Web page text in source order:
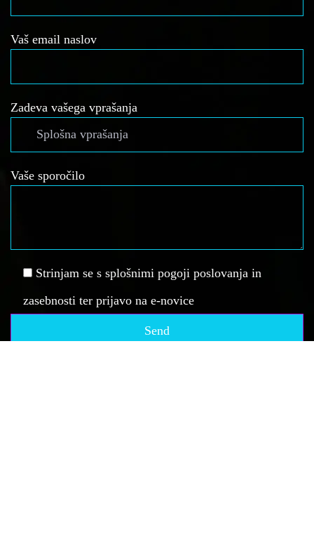
Vaš email naslov
Zadeva vašega vprašanja
Vaše sporočilo
Strinjam se s splošnimi pogoji poslovanja in
zasebnosti ter prijavo na e-novice